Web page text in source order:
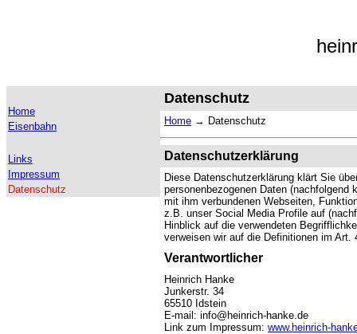
Home
Eisenbahn
Links
Impressum
Datenschutz
Datenschutz
Home → Datenschutz
Datenschutzerklärung
Diese Datenschutzerklärung klärt Sie
personenbezogenen Daten (nachfolgend
mit ihm verbundenen Webseiten,
z.B. unser Social Media Profile auf
Hinblick auf die verwendeten
verweisen wir auf die Definitionen im Art.
Verantwortlicher
Heinrich Hanke
Junkerstr. 34
65510 Idstein
E-mail: info@heinrich-hanke.de
Link zum Impressum: www.heinrich-